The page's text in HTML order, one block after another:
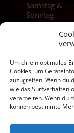
Um dir ein optimales
Cookies, um
zuzugreifen. Wenn du
wie das Surfverhalten
verarbeiten. Wenn du
können bestimmte
Samstag &
Sonntag